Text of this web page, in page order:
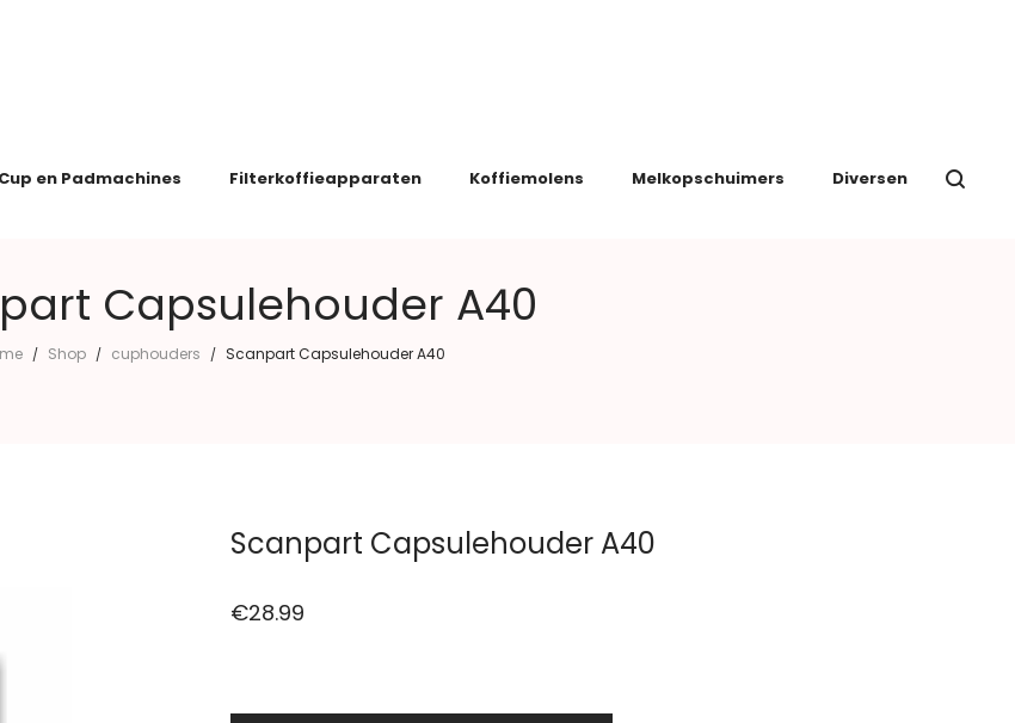
Cup en Padmachines Filterkoffieapparaten Koffiemolens Melkopschuimers Diversen
Capsulehouder A40
/ Shop / cuphouders / Scanpart Capsulehouder A40
Scanpart Capsulehouder A40
€28.99